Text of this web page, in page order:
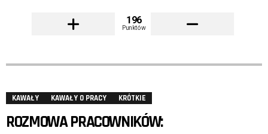
196
Punktów
KAWAŁY KAWAŁY O PRACY KRÓTKIE
ROZMOWA PRACOWNIKÓW: